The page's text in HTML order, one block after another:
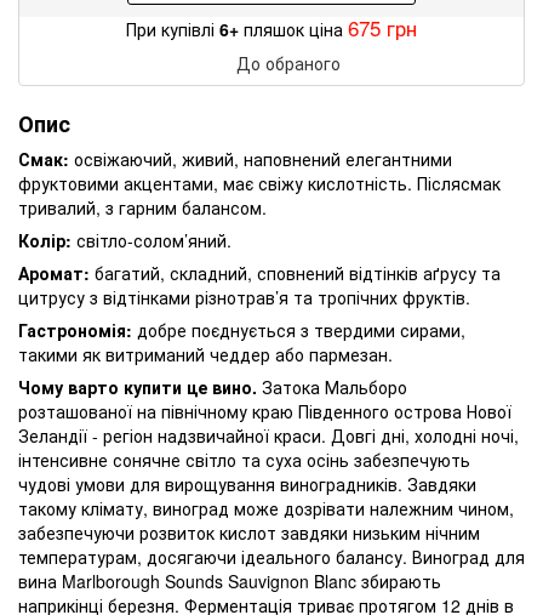
При купівлі 6+ пляшок ціна 675 грн
До обраного
Опис
Смак: освіжаючий, живий, наповнений елегантними
фруктовими акцентами, має свіжу кислотність. Післясмак
тривалий, з гарним балансом.
Колір: світло-солом’яний.
Аромат: багатий, складний, сповнений відтінків аґрусу та
цитрусу з відтінками різнотрав’я та тропічних фруктів.
Гастрономія: добре поєднується з твердими сирами,
такими як витриманий чеддер або пармезан.
Чому варто купити це вино. Затока Мальборо
розташованої на північному краю Південного острова Нової
Зеландії - регіон надзвичайної краси. Довгі дні, холодні ночі,
інтенсивне сонячне світло та суха осінь забезпечують
чудові умови для вирощування виноградників. Завдяки
такому клімату, виноград може дозрівати належним чином,
забезпечуючи розвиток кислот завдяки низьким нічним
температурам, досягаючи ідеального балансу. Виноград для
вина Marlborough Sounds Sauvignon Blanc збирають
наприкінці березня. Ферментація триває протягом 12 днів в